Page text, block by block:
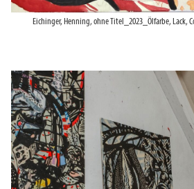
Eichinger, Henning, ohne Titel_2023_Ölfarbe, Lack,